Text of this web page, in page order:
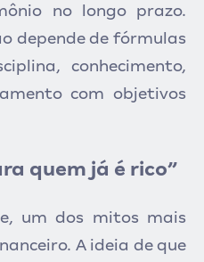
no longo prazo.
depende de fórmulas
conhecimento,
com objetivos
quem já é rico”
um dos mitos mais
A ideia de que